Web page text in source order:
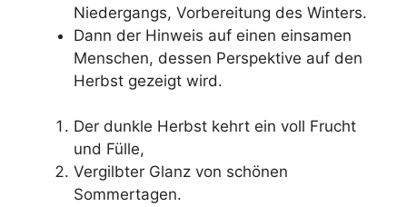
Niedergangs, Vorbereitung des Winters.
Dann der Hinweis auf einen einsamen
Menschen, dessen Perspektive auf den
Herbst gezeigt wird.
Der dunkle Herbst kehrt ein voll Frucht
und Fülle,
Vergilbter Glanz von schönen
Sommertagen.